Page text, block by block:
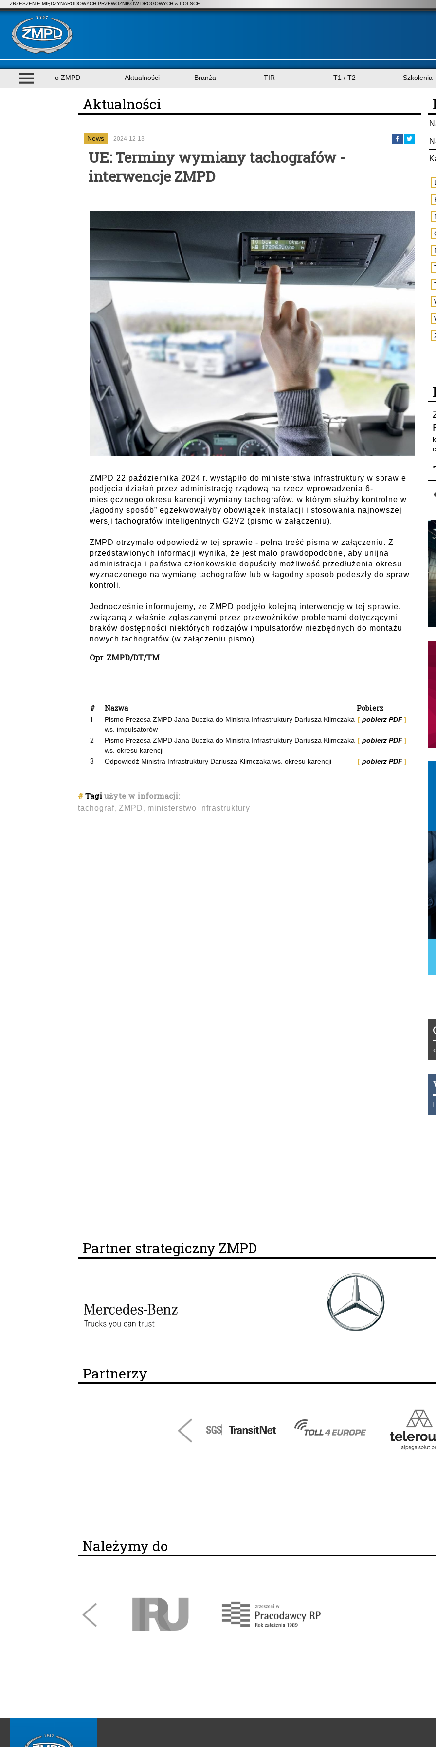
ZRZESZENIE MIĘDZYNARODOWYCH PRZEWOZNIKÓW DROGOWYCH w POLSCE
o ZMPD Aktualności Branża TIR T1 / T2 Szkolenia
Aktualności
News 2024-12-13
UE: Terminy wymiany tachografów -
interwencje ZMPD
ZMPD 22 października 2024 r. wystąpiło do ministerstwa infrastruktury w sprawie
podjęcia działań przez administrację rządową na rzecz wprowadzenia 6-
miesięcznego okresu karencji wymiany tachografów, w którym służby kontrolne w
„łagodny sposób” egzekwowałyby obowiązek instalacji i stosowania najnowszej
wersji tachografów inteligentnych G2V2 (pismo w załączeniu).
ZMPD otrzymało odpowiedź w tej sprawie - pełna treść pisma w załączeniu. Z
przedstawionych informacji wynika, że jest mało prawdopodobne, aby unijna
administracja i państwa członkowskie dopuściły możliwość przedłużenia okresu
wyznaczonego na wymianę tachografów lub w łagodny sposób podeszły do spraw
kontroli.
Jednocześnie informujemy, że ZMPD podjęło kolejną interwencję w tej sprawie,
związaną z właśnie zgłaszanymi przez przewoźników problemami dotyczącymi
braków dostępności niektórych rodzajów impulsatorów niezbędnych do montażu
nowych tachografów (w załączeniu pismo).
Opr. ZMPD/DT/TM
# Nazwa
Pobierz
1
Pismo Prezesa ZMPD Jana Buczka do Ministra Infrastruktury Dariusza Klimczaka
ws. impulsatorów
pobierz PDF
2
Pismo Prezesa ZMPD Jana Buczka do Ministra Infrastruktury Dariusza Klimczaka
ws. okresu karencji
pobierz PDF
3 Odpowiedź Ministra Infrastruktury Dariusza Klimczaka ws. okresu karencji pobierz PDF
#Tagiużyte w informacji:
tachograf ZMPD ministerstwo infrastruktury
Tydzień 42/2019 r. Niemcy
THB 0.1129 USD 3.7324
Partner strategiczny ZMPD
Partnerzy
Należymy do